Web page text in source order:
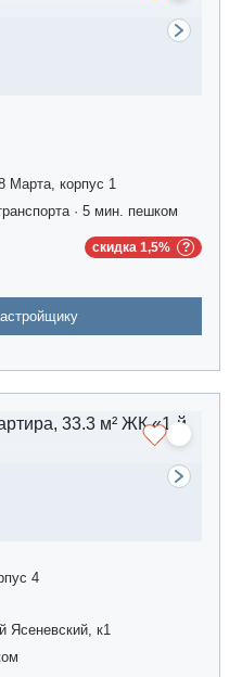
Марта, корпус 1
· 5 мин. пешком
скидка 1,5%
4
Ясеневский, к1